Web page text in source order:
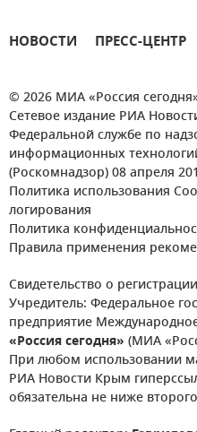
НОВОСТИ ПРЕСС-ЦЕНТР
© 2026 МИА «Россия
Сетевое издание РИА
Федеральной службе по
информационных
(Роскомнадзор) 08 апреля
Политика использования
логирования
Политика
Правила применения
Свидетельство о
Учредитель: Федеральное
предприятие
«Россия сегодня» (МИА
При любом использовании
РИА Новости Крым
обязательна не ниже